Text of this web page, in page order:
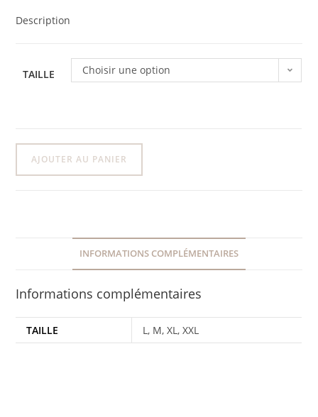
Description
TAILLE Choisir une option
AJOUTER AU PANIER
INFORMATIONS COMPLÉMENTAIRES
Informations complémentaires
TAILLE L, M, XL, XXL